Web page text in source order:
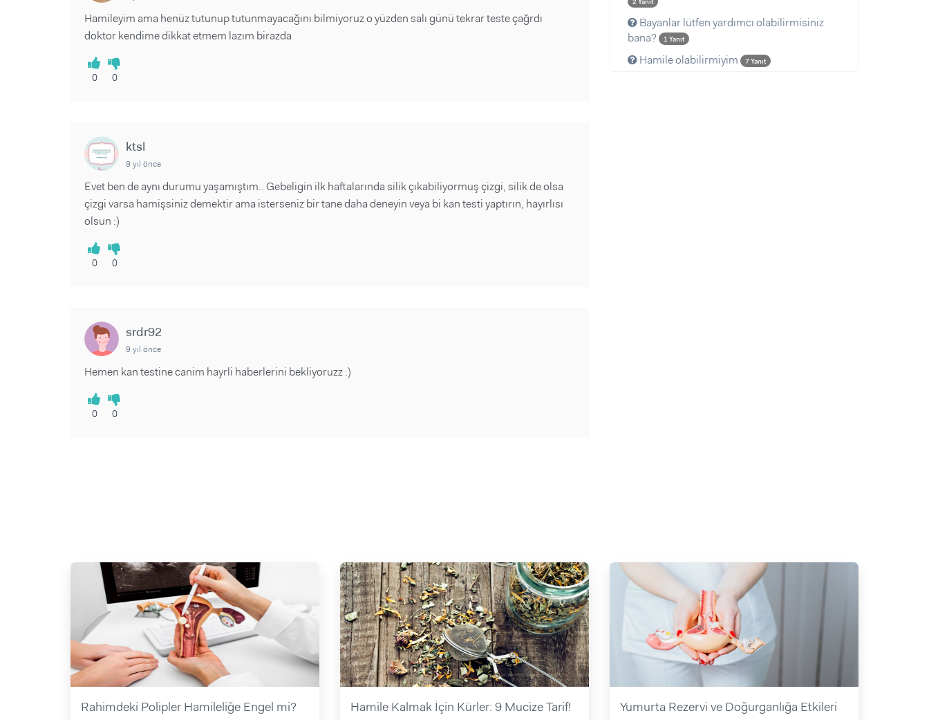
Hamileyim ama henüz tutunup tutunmayacağını bilmiyoruz o yüzden salı günü tekrar teste çağrdı
doktor kendime dikkat etmem lazım birazda
0 0
ktsl
9 yıl önce
Evet ben de aynı durumu yaşamıştım.. Gebeligin ilk haftalarında silik çıkabiliyormuş çizgi, silik de olsa
çizgi varsa hamişsiniz demektir ama isterseniz bir tane daha deneyin veya bi kan testi yaptırın, hayırlısı
olsun :)
0 0
srdr92
9 yıl önce
Hemen kan testine canim hayrli haberlerini bekliyoruzz :)
0 0
Bayanlar lütfen yardımcı olabilirmisiniz
bana?
1 Yanıt
Hamile olabilirmiyim 7 Yanıt
Rahimdeki Polipler Hamileliğe Engel mi? Hamile Kalmak İçin Kürler: 9 Mucize Tarif! Yumurta Rezervi ve Doğurganlığa Etkileri